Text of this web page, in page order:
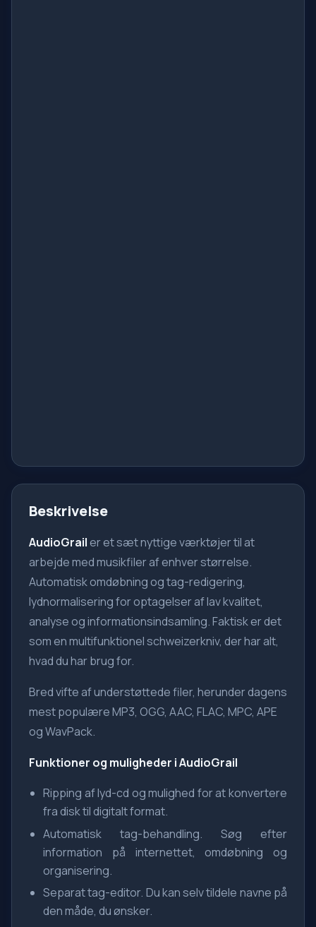
Beskrivelse
AudioGrailer et sæt nyttige værktøjer til at
arbejde med musikfiler af enhver størrelse.
Automatisk omdøbning og tag-redigering,
lydnormalisering for optagelser af lav kvalitet,
analyse og informationsindsamling. Faktisk er det
som en multifunktionel schweizerkniv, der har alt,
hvad du har brug for.
Bred vifte af understøttede filer, herunder dagens
mest populære MP3, OGG, AAC, FLAC, MPC, APE
og WavPack.
Funktioner og muligheder i AudioGrail
Ripping af lyd-cd og mulighed for at konvertere
fra disk til digitalt format.
Automatisk tag-behandling. Søg efter
information på internettet, omdøbning og
organisering.
Separat tag-editor. Du kan selv tildele navne på
den måde, du ønsker.